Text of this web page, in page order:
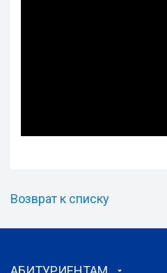
Возврат к списку